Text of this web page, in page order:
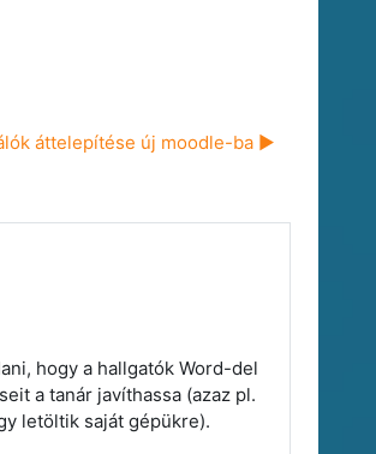
áttelepítése új moodle-ba ▶︎
hogy a hallgatók Word-del
a tanár javíthassa (azaz pl.
letöltik saját gépükre).